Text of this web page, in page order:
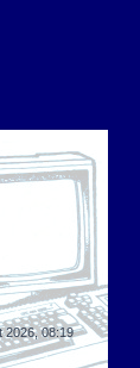
2026, 08:19